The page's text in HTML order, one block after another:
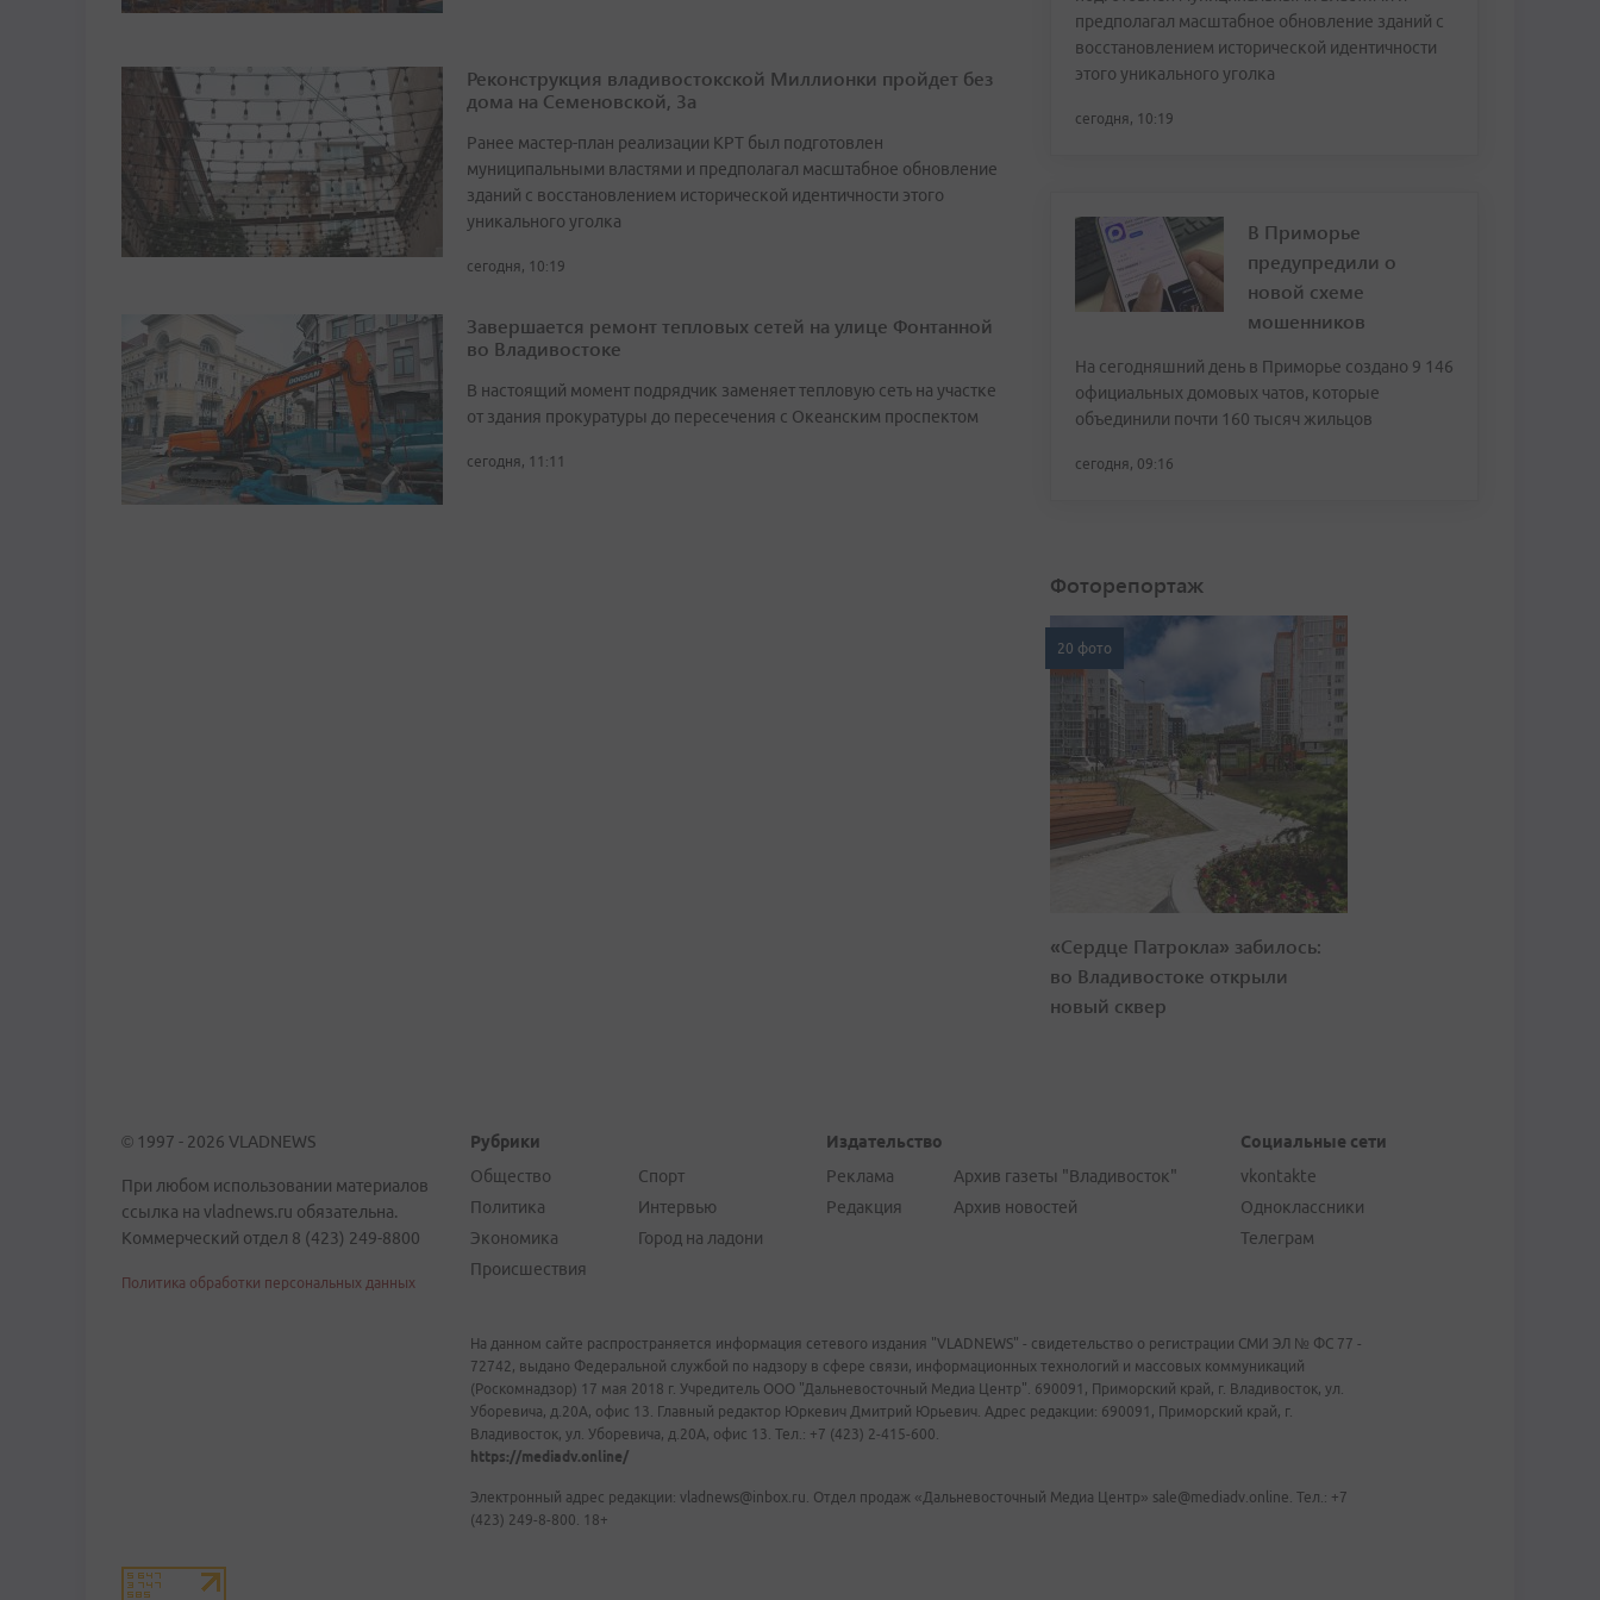
Реконструкция владивостокской Миллионки пройдет без
дома на Семеновской, 3а
Ранее мастер-план реализации КРТ был подготовлен
муниципальными властями и предполагал масштабное обновление
зданий с восстановлением исторической идентичности этого
уникального уголка
сегодня, 10:19
Завершается ремонт тепловых сетей на улице Фонтанной
во Владивостоке
В настоящий момент подрядчик заменяет тепловую сеть на участке
от здания прокуратуры до пересечения с Океанским проспектом
сегодня, 11:11
предполагал масштабное обновление зданий с
восстановлением исторической идентичности
этого уникального уголка
сегодня, 10:19
В Приморье
предупредили о
новой схеме
мошенников
На сегодняшний день в Приморье создано 9 146
официальных домовых чатов, которые
объединили почти 160 тысяч жильцов
сегодня, 09:16
Фоторепортаж
20 фото
«Сердце Патрокла» забилось:
во Владивостоке открыли
новый сквер
© 1997 - 2026 VLADNEWS
При любом использовании материалов
ссылка на vladnews.ru обязательна.
Коммерческий отдел 8 (423) 249-8800
Политика обработки персональных данных
Рубрики
Общество
Политика
Экономика
Происшествия
Спорт
Интервью
Город на ладони
Издательство
Реклама
Редакция
Архив газеты "Владивосток"
Архив новостей
Социальные сети
vkontakte
Одноклассники
Телеграм
На данном сайте распространяется информация сетевого издания "VLADNEWS" - свидетельство о регистрации СМИ ЭЛ № ФС 77 -
72742, выдано Федеральной службой по надзору в сфере связи, информационных технологий и массовых коммуникаций
(Роскомнадзор) 17 мая 2018 г. Учредитель ООО "Дальневосточный Медиа Центр". 690091, Приморский край, г. Владивосток, ул.
Уборевича, д.20А, офис 13. Главный редактор Юркевич Дмитрий Юрьевич. Адрес редакции: 690091, Приморский край, г.
Владивосток, ул. Уборевича, д.20А, офис 13. Тел.: +7 (423) 2-415-600.
https://mediadv.online/
Электронный адрес редакции: vladnews@inbox.ru. Отдел продаж «Дальневосточный Медиа Центр» sale@mediadv.online. Тел.: +7
(423) 249-8-800. 18+